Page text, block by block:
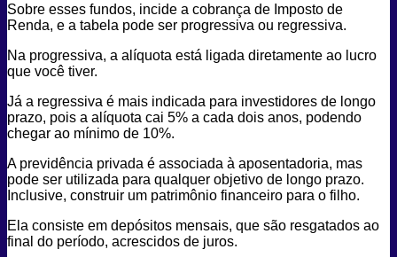
Sobre esses fundos, incide a cobrança de Imposto de
Renda, e a tabela pode ser progressiva ou regressiva.
Na progressiva, a alíquota está ligada diretamente ao lucro
que você tiver.
Já a regressiva é mais indicada para investidores de longo
prazo, pois a alíquota cai 5% a cada dois anos, podendo
chegar ao mínimo de 10%.
A previdência privada é associada à aposentadoria, mas
pode ser utilizada para qualquer objetivo de longo prazo.
Inclusive, construir um patrimônio financeiro para o filho.
Ela consiste em depósitos mensais, que são resgatados ao
final do período, acrescidos de juros.